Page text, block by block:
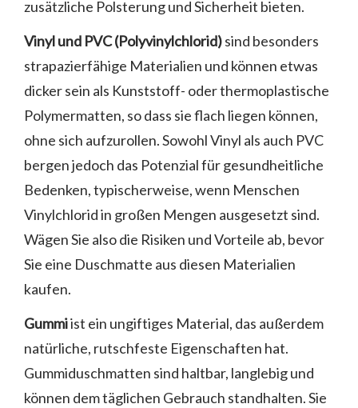
zusätzliche Polsterung und Sicherheit bieten.
Vinyl und PVC (Polyvinylchlorid)sind besonders
strapazierfähige Materialien und können etwas
dicker sein als Kunststoff- oder thermoplastische
Polymermatten, so dass sie flach liegen können,
ohne sich aufzurollen. Sowohl Vinyl als auch PVC
bergen jedoch das Potenzial für gesundheitliche
Bedenken, typischerweise, wenn Menschen
Vinylchlorid in großen Mengen ausgesetzt sind.
Wägen Sie also die Risiken und Vorteile ab, bevor
Sie eine Duschmatte aus diesen Materialien
kaufen.
Gummiist ein ungiftiges Material, das außerdem
natürliche, rutschfeste Eigenschaften hat.
Gummiduschmatten sind haltbar, langlebig und
können dem täglichen Gebrauch standhalten. Sie